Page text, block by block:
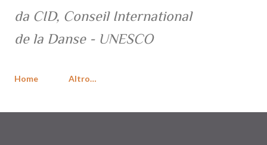
da CID, Conseil International
de la Danse - UNESCO
Home Altro…